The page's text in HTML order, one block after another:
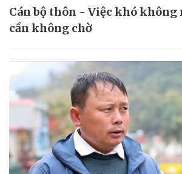
Cán bộ thôn - Việc khó không
cần không chờ